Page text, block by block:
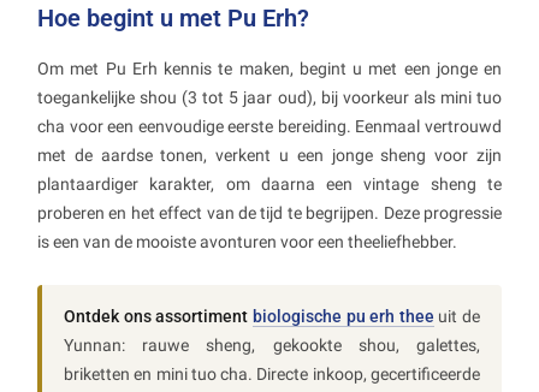
Hoe begint u met Pu Erh?
Om met Pu Erh kennis te maken, begint u met een jonge en
toegankelijke shou (3 tot 5 jaar oud), bij voorkeur als mini tuo
cha voor een eenvoudige eerste bereiding. Eenmaal vertrouwd
met de aardse tonen, verkent u een jonge sheng voor zijn
plantaardiger karakter, om daarna een vintage sheng te
proberen en het effect van de tijd te begrijpen. Deze progressie
is een van de mooiste avonturen voor een theeliefhebber.
Ontdek ons assortiment biologische pu erh thee uit de
Yunnan: rauwe sheng, gekookte shou, galettes,
briketten en mini tuo cha. Directe inkoop, gecertificeerde